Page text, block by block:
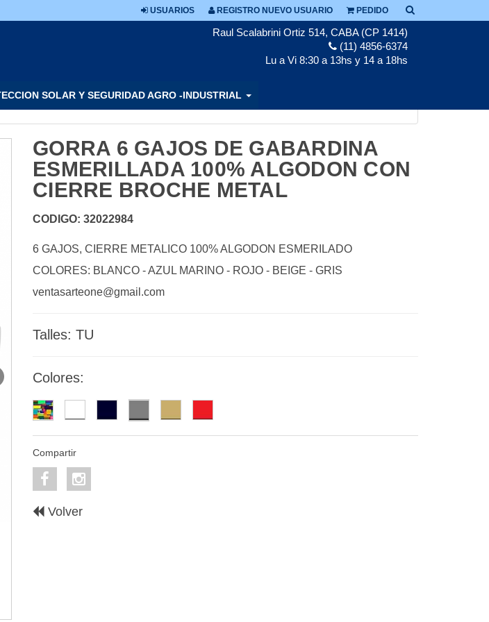
USUARIOS REGISTRO NUEVO USUARIO PEDIDO
Raul Scalabrini Ortiz 514, CABA (CP 1414)
(11) 4856-6374
Lu a Vi 8:30 a 13hs y 14 a 18hs
SOLAR Y SEGURIDAD AGRO -INDUSTRIAL
GORRA 6 GAJOS DE GABARDINA
ESMERILLADA 100% ALGODON CON
CIERRE BROCHE METAL
CODIGO: 32022984
6 GAJOS, CIERRE METALICO 100% ALGODON ESMERILADO
COLORES: BLANCO - AZUL MARINO - ROJO - BEIGE - GRIS
ventasarteone@gmail.com
Talles: TU
Colores:
Compartir
Volver